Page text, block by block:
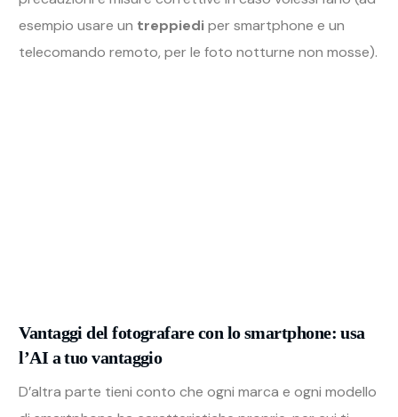
esempio usare un treppiediper smartphone e un
telecomando remoto, per le foto notturne non mosse).
Vantaggi del fotografare con lo smartphone: usa
l’AI a tuo vantaggio
D’altra parte tieni conto che ogni marca e ogni modello